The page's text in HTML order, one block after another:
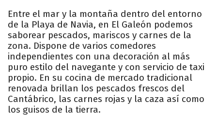
Entre el mar y la montaña dentro del entorno
de la Playa de Navia, en El Galeón podemos
saborear pescados, mariscos y carnes de la
zona. Dispone de varios comedores
independientes con una decoración al más
puro estilo del navegante y con servicio de taxi
propio. En su cocina de mercado tradicional
renovada brillan los pescados frescos del
Cantábrico, las carnes rojas y la caza así como
los guisos de la tierra.